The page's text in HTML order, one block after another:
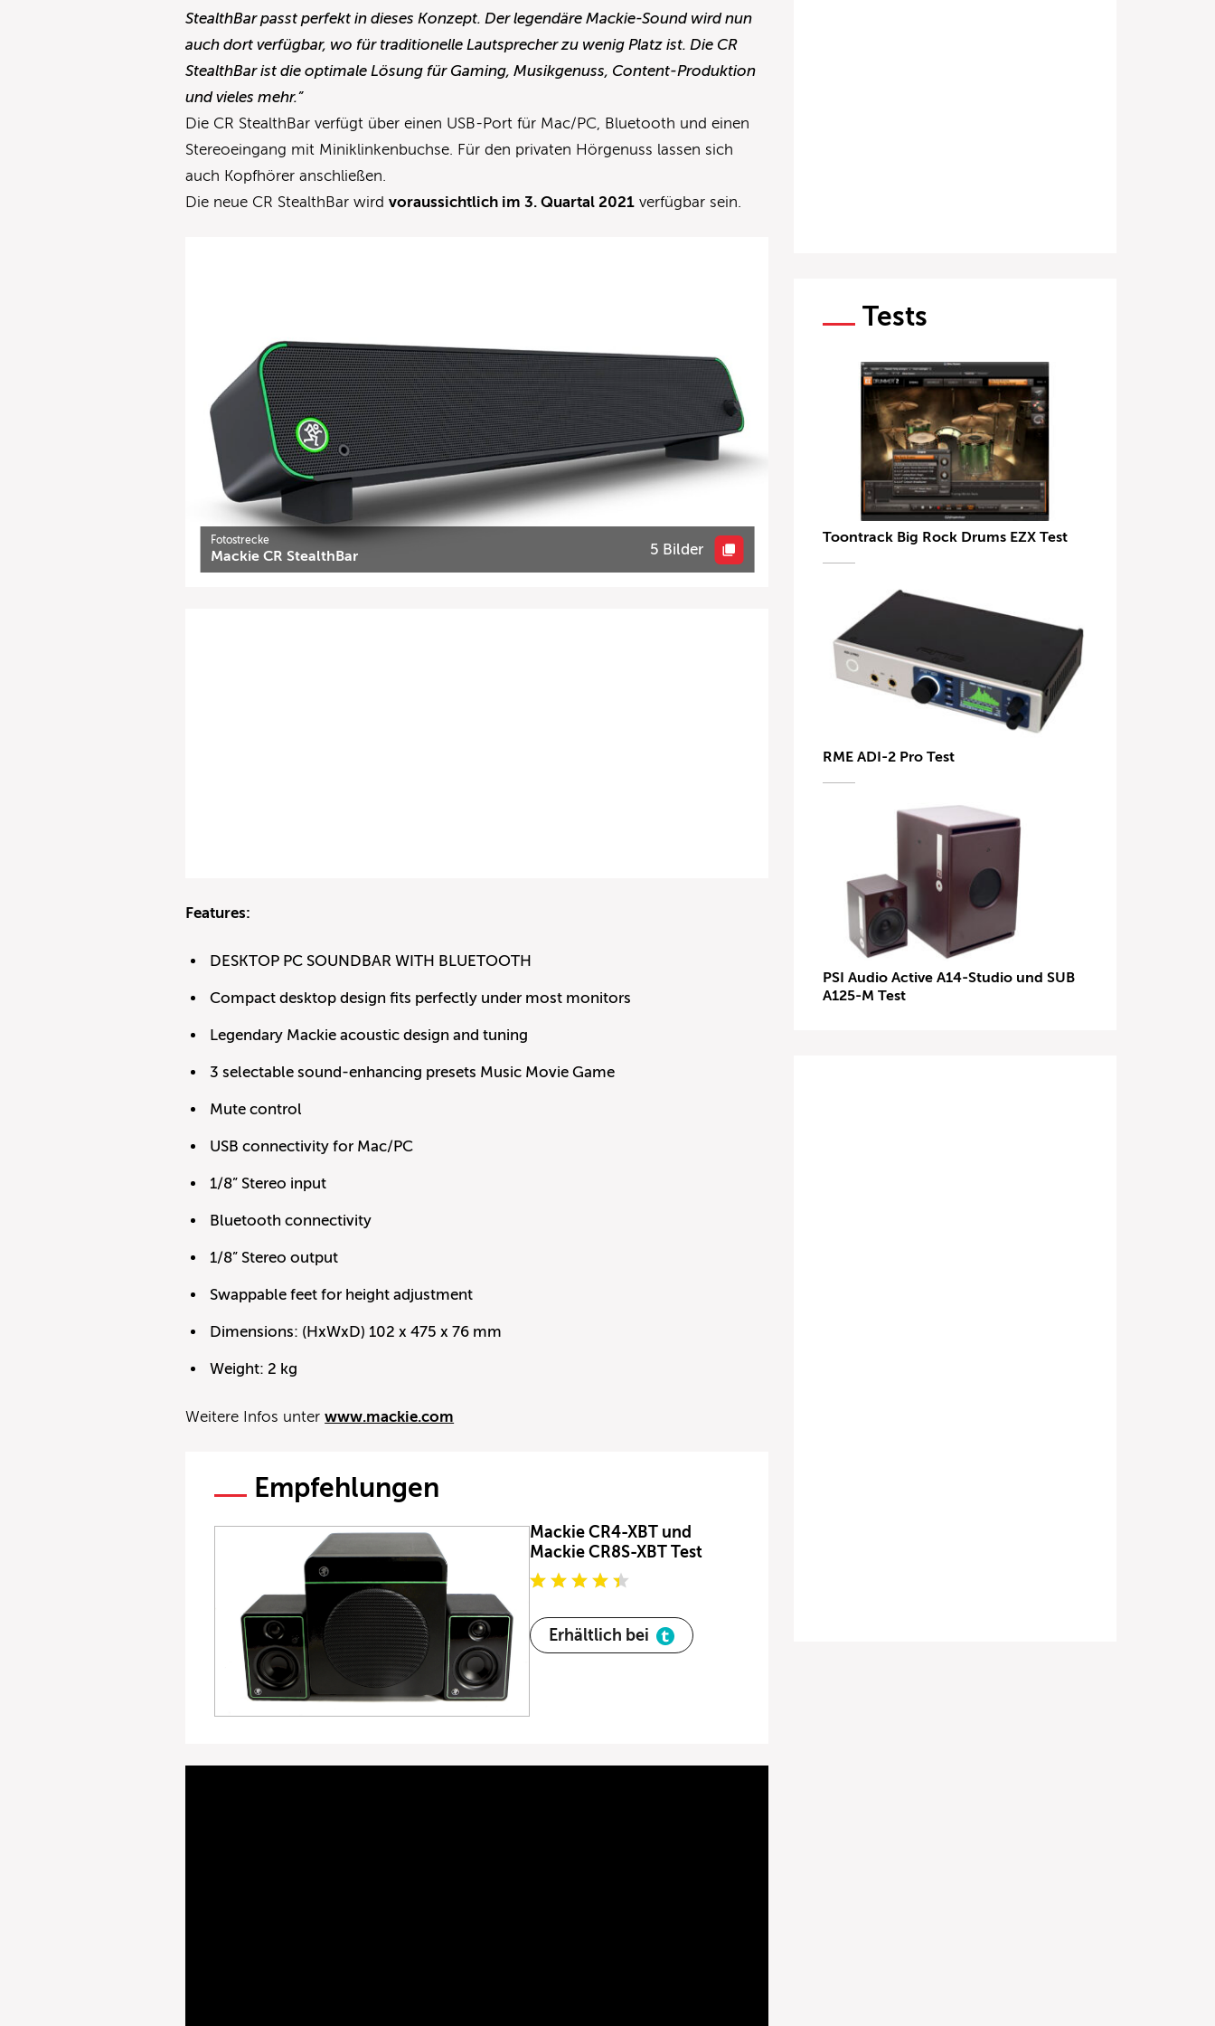
StealthBar passt perfekt in dieses Konzept. Der legendäre Mackie-Sound wird nun
auch dort verfügbar, wo für traditionelle Lautsprecher zu wenig Platz ist. Die CR
StealthBar ist die optimale Lösung für Gaming, Musikgenuss, Content-Produktion
und vieles mehr.”
Die CR StealthBar verfügt über einen USB-Port für Mac/PC, Bluetooth und einen
Stereoeingang mit Miniklinkenbuchse. Für den privaten Hörgenuss lassen sich
auch Kopfhörer anschließen.
Die neue CR StealthBar wirdvoraussichtlich im 3. Quartal 2021 verfügbar sein.
Fotostrecke
Mackie CR StealthBar 5 Bilder
Features:
DESKTOP PC SOUNDBAR WITH BLUETOOTH
Compact desktop design fits perfectly under most monitors
Legendary Mackie acoustic design and tuning
3 selectable sound-enhancing presets Music Movie Game
Mute control
USB connectivity for Mac/PC
1/8” Stereo input
Bluetooth connectivity
1/8” Stereo output
Swappable feet for height adjustment
Dimensions: (HxWxD) 102 x 475 x 76 mm
Weight: 2 kg
Weitere Infos unterwww.mackie.com
Empfehlungen
Mackie CR4-XBT und
Mackie CR8S-XBT Test
Erhältlich bei
Tests
Toontrack Big Rock Drums EZX Test
RME ADI-2 Pro Test
PSI Audio Active A14-Studio und SUB
A125-M Test